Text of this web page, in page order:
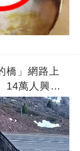
橋」網路上
14萬人興奮